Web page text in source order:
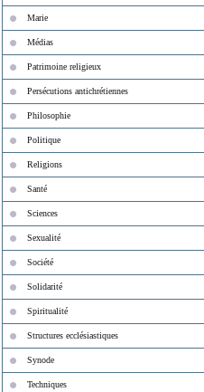
Marie
Médias
Patrimoine religieux
Persécutions antichrétiennes
Philosophie
Politique
Religions
Santé
Sciences
Sexualité
Société
Solidarité
Spiritualité
Structures ecclésiastiques
Synode
Techniques